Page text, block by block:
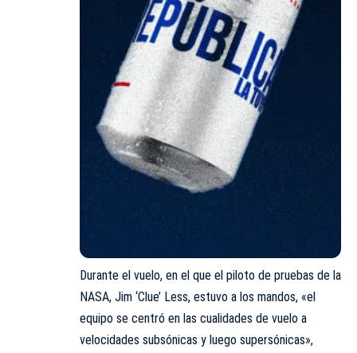
Durante el vuelo, en el que el piloto de pruebas de la
NASA, Jim ‘Clue’ Less, estuvo a los mandos, «el
equipo se centró en las cualidades de vuelo a
velocidades subsónicas y luego supersónicas»,